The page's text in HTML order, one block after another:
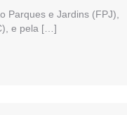
Parques e Jardins (FPJ),
e pela […]